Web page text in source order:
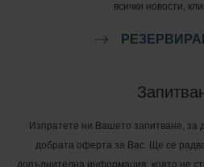
всички новости,
Изпратете ни Вашето запитване, за
добрата оферта за Вас. Ще се
допълнителна информация, която не